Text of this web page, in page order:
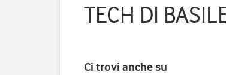
TECH DI
Ci trovi anche su